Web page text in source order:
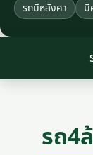
รถมีหลังคา มี
รถ4